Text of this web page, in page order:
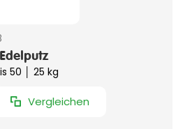
50 │ 25 kg
Vergleichen